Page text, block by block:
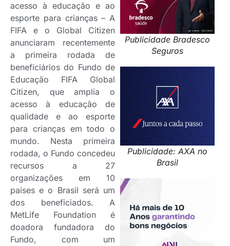
Publicidade Bradesco
Seguros
Publicidade: AXA no
Brasil
acesso à educação e ao
esporte para crianças – A
FIFA e o Global Citizen
anunciaram recentemente
a primeira rodada de
beneficiários do Fundo de
Educação FIFA Global
Citizen, que amplia o
acesso à educação de
qualidade e ao esporte
para crianças em todo o
mundo. Nesta primeira
rodada, o Fundo concedeu
recursos a 27
organizações em 10
países e o Brasil será um
dos beneficiados. A
MetLife Foundation é
doadora fundadora do
Fundo, com um